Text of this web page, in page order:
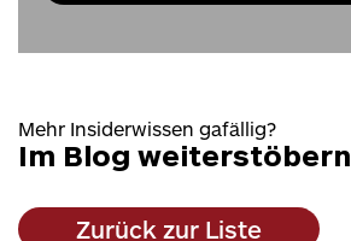
Mehr Insiderwissen gafällig?
Im Blog weiterstöbern
Zurück zur Liste